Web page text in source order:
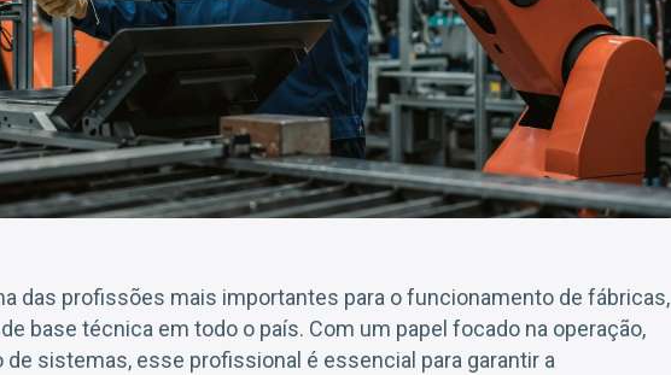
das profissões mais importantes para o funcionamento de fábricas,
base técnica em todo o país. Com um papel focado na operação,
sistemas, esse profissional é essencial para garantir a